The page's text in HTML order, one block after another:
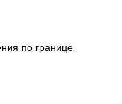
по границе